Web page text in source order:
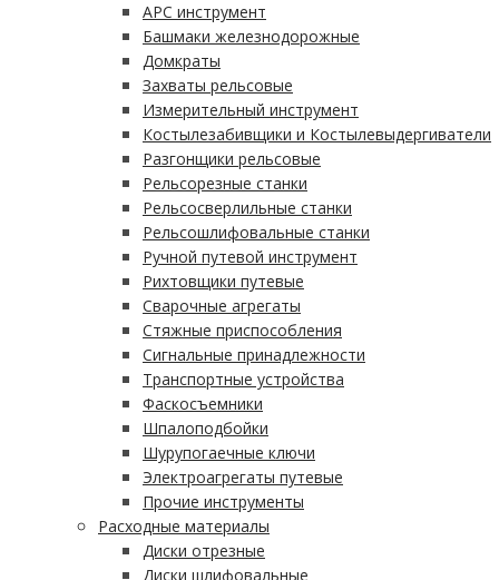
АРС инструмент
Башмаки железнодорожные
Домкраты
Захваты рельсовые
Измерительный инструмент
Костылезабивщики и Костылевыдергиватели
Разгонщики рельсовые
Рельсорезные станки
Рельсосверлильные станки
Рельсошлифовальные станки
Ручной путевой инструмент
Рихтовщики путевые
Сварочные агрегаты
Стяжные приспособления
Сигнальные принадлежности
Транспортные устройства
Фаскосъемники
Шпалоподбойки
Шурупогаечные ключи
Электроагрегаты путевые
Прочие инструменты
Расходные материалы
Диски отрезные
Диски шлифовальные